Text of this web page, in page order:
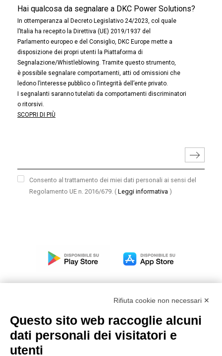
Hai qualcosa da segnalare a DKC Power Solutions?
In ottemperanza al Decreto Legislativo 24/2023, col quale
l’Italia ha recepito la Direttiva (UE) 2019/1937 del
Parlamento europeo e del Consiglio, DKC Europe mette a
disposizione dei propri utenti la Piattaforma di
Segnalazione/Whistleblowing. Tramite questo strumento,
è possibile segnalare comportamenti, atti od omissioni che
ledono l’interesse pubblico o l’integrità dell’ente privato.
I segnalanti saranno tutelati da comportamenti discriminatori
o ritorsivi.
SCOPRI DI PIÙ
Consento al trattamento dei miei dati personali ai sensi del
Regolamento UE n. 2016/679. ( Leggi informativa )
Modello organizzativo, gestione e controllo – D. lgs.
231/2001
Rifiuta cookie non necessari ✕
Questo sito web raccoglie alcuni
dati personali dei visitatori e
utenti